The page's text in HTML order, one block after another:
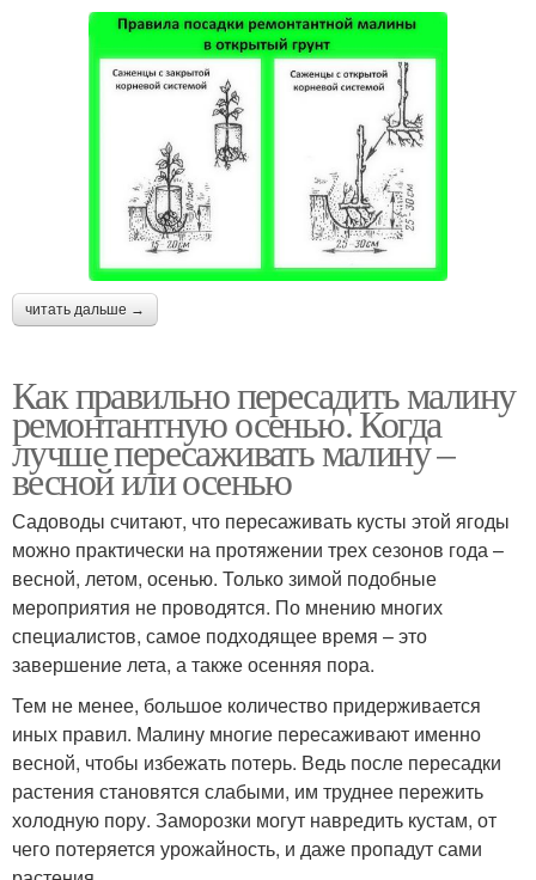
читать дальше →
Как правильно пересадить малину
ремонтантную осенью. Когда
лучше пересаживать малину –
весной или осенью
Садоводы считают, что пересаживать кусты этой ягоды
можно практически на протяжении трех сезонов года –
весной, летом, осенью. Только зимой подобные
мероприятия не проводятся. По мнению многих
специалистов, самое подходящее время – это
завершение лета, а также осенняя пора.
Тем не менее, большое количество придерживается
иных правил. Малину многие пересаживают именно
весной, чтобы избежать потерь. Ведь после пересадки
растения становятся слабыми, им труднее пережить
холодную пору. Заморозки могут навредить кустам, от
чего потеряется урожайность, и даже пропадут сами